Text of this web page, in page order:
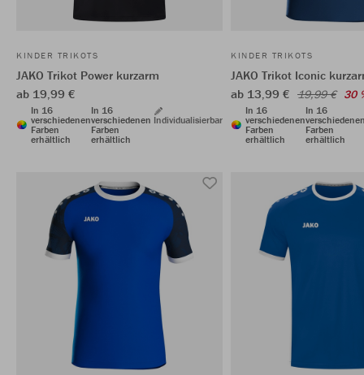
KINDER TRIKOTS
JAKO Trikot Power kurzarm
ab 19,99 €
In 16
verschiedenen
Farben
erhältlich
In 16
verschiedenen
Farben
erhältlich
Individualisierbar
KINDER TRIKOTS
JAKO Trikot Iconic
ab 13,99 € 19,99 € 30
In 16
verschiedenen
Farben
erhältlich
In 16
Farben
erhältlich